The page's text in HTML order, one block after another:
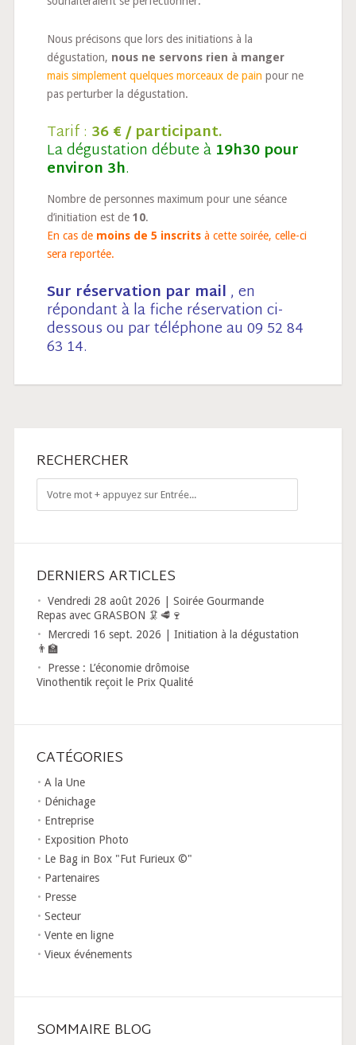
Nous précisons que lors des initiations à la
dégustation, nous ne servons rien à manger
mais simplement quelques morceaux de pain pour ne
pas perturber la dégustation.
Tarif : 36 € / participant.
La dégustation débute à 19h30 pour
environ 3h.
Nombre de personnes maximum pour une séance
d’initiation est de10.
En cas de moins de 5 inscrits à cette soirée, celle-ci
sera reportée.
Sur réservation par mail, en
répondant à la fiche réservation ci-
dessous ou par téléphone au 09 52 84
63 14.
RECHERCHER
DERNIERS ARTICLES
Vendredi 28 août 2026 | Soirée Gourmande
Repas avec GRASBON 🦑🥩🍷
Mercredi 16 sept. 2026 | Initiation à la dégustation
👨‍🏫
Presse : L’économie drômoise
Vinothentik reçoit le Prix Qualité
CATÉGORIES
A la Une
Dénichage
Entreprise
Exposition Photo
Le Bag in Box "Fut Furieux ©"
Partenaires
Presse
Secteur
Vente en ligne
Vieux événements
SOMMAIRE BLOG